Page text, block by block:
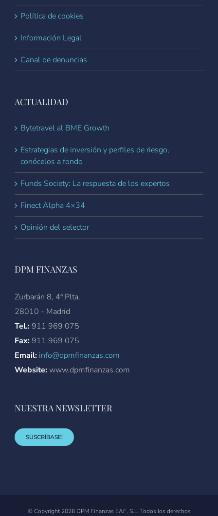
Política de cookies
Información Legal
Canal de denuncias
ACTUALIDAD
Bytetravel al BME Growth
Estrategias de inversión y perfiles de riesgo,
conócelos a fondo
Funds Society: La respuesta de los expertos
Finect Alpha 4×34
Opinión del selector
DPM FINANZAS
Zurbarán 8, 4ª Plta.
28010 - Madrid
Tel.: 911 969 075
Fax: 911 969 075
Email: info@dpmfinanzas.com
Website:www.dpmfinanzas.com
NUESTRA NEWSLETTER
SUSCRÍBASE!
© Copyright 2026 DPM Finanzas EAF, S.L. Todos los derechos